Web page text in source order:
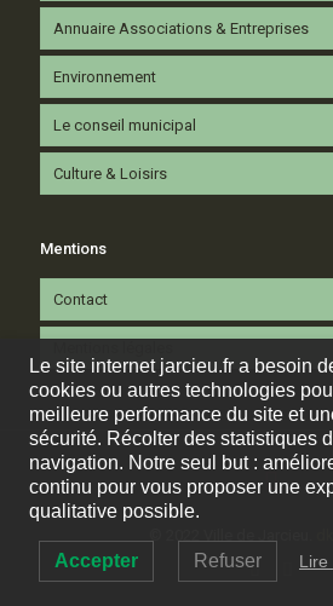
Annuaire Associations & Entreprises
Environnement
Le conseil municipal
Culture & Loisirs
Mentions
Contact
Le site internet jarcieu.fr a besoin
cookies ou autres technologies
meilleure performance du site et
sécurité. Récolter des statistiques
navigation. Notre seul but :
continu pour vous proposer une
qualitative possible.
Accepter Refuser Lire